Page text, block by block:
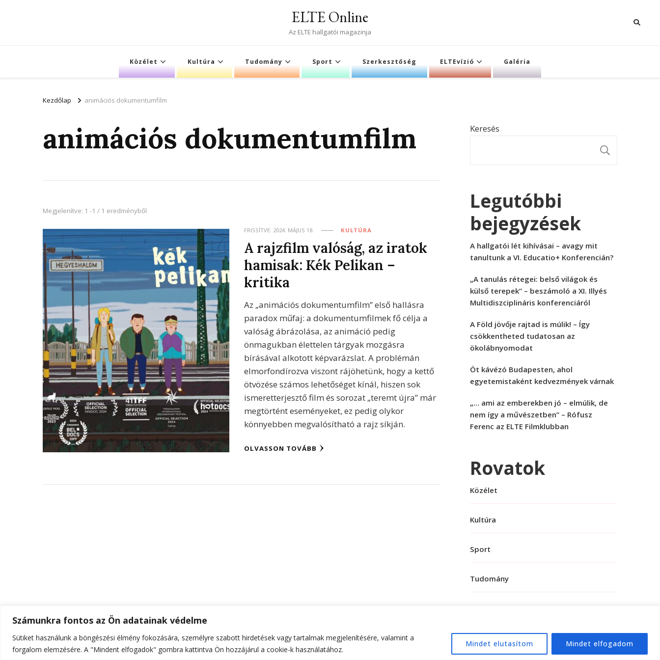
Számunkra fontos az Ön adatainak védelme
Sütiket használunk a böngészési élmény fokozására, személyre szabott hirdetések vagy tartalmak megjelenítésére, valamint a
forgalom elemzésére. A "Mindent elfogadok" gombra kattintva Ön hozzájárul a cookie-k használatához.
Mindet elutasítom Mindet elfogadom
ELTE Online
Az ELTE hallgatói magazinja
Közélet Kultúra Tudomány Sport Szerkesztőség ELTEvízió Galéria
Kezdőlap animációs dokumentumfilm
animációs dokumentumfilm
Megjelenítve: 1 -1 / 1 eredményből
FRISSÍTVE: 2024. MÁJUS 18. KULTÚRA
A rajzfilm valóság, az iratok
hamisak: Kék Pelikan –
kritika
Az „animációs dokumentumfilm” első hallásra
paradox műfaj: a dokumentumfilmek fő célja a
valóság ábrázolása, az animáció pedig
önmagukban élettelen tárgyak mozgásra
bírásával alkotott képvarázslat. A problémán
elmorfondírozva viszont rájöhetünk, hogy a kettő
ötvözése számos lehetőséget kínál, hiszen sok
ismeretterjesztő film és sorozat „teremt újra” már
megtörtént eseményeket, ez pedig olykor
könnyebben megvalósítható a rajz síkján.
OLVASSON TOVÁBB
Keresés
Legutóbbi
bejegyzések
A hallgatói lét kihívásai – avagy mit
tanultunk a VI. Educatio+ Konferencián?
„A tanulás rétegei: belső világok és
külső terepek” – beszámoló a XI. Illyés
Multidiszciplináris konferenciáról
A Föld jövője rajtad is múlik! – Így
csökkentheted tudatosan az
ökolábnyomodat
Öt kávézó Budapesten, ahol
egyetemistaként kedvezmények várnak
„… ami az emberekben jó – elmúlik, de
nem így a művészetben” – Rófusz
Ferenc az ELTE Filmklubban
Rovatok
Közélet
Kultúra
Sport
Tudomány
© Szerzői jog 2026ELTE Online . Minden jog fenntartva.Hello Fashion | Fejlesztette WordPress.